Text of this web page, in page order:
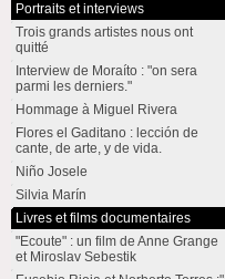
Portraits et interviews
Trois grands artistes nous ont
quitté
Interview de Moraíto : "on sera
parmi les derniers."
Hommage à Miguel Rivera
Flores el Gaditano : lección de
cante, de arte, y de vida.
Niño Josele
Silvia Marín
Livres et films documentaires
"Ecoute" : un film de Anne Grange
et Miroslav Sebestik